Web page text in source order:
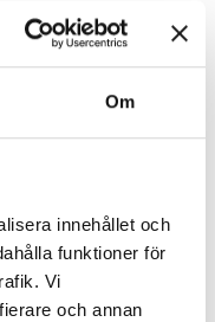
Om
innehållet och
funktioner för
Vi
och annan